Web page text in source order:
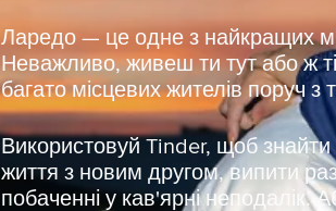
Ларедо — це одне з найкращих
Неважливо, живеш ти тут або ж
багато місцевих жителів поруч з
Використовуй Tinder, щоб знайти
життя з новим другом, випити
побаченні у кав'ярні неподалік.